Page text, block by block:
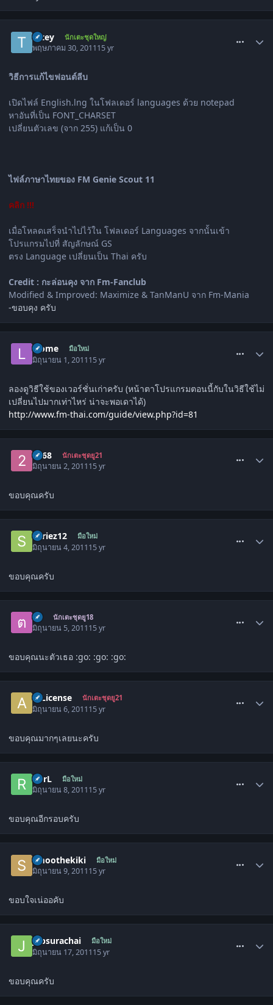
tatey นักเตะชุดใหญ่
พฤษภาคม 30, 201115 yr
วิธีการแก้ไขฟอนต์ลีบ
เปิดไฟล์ English.lng ในโฟลเดอร์ languages ด้วย notepad
หาอันที่เป็น FONT_CHARSET
เปลี่ยนตัวเลข (จาก 255) แก้เป็น 0
ไฟล์ภาษาไทยของ FM Genie Scout 11
คลิก !!!
เมื่อโหลดเสร็จนำไปไว้ใน โฟลเดอร์ Languages จากนั้นเข้า
โปรแกรมไปที่ สัญลักษณ์ GS
ตรง Language เปลี่ยนเป็น Thai ครับ
Credit : กะล่อนคุง จาก Fm-Fanclub
Modified & Improved: Maximize & TanManU จาก Fm-Mania
-ขอบคุง ครับ
l3ome มือใหม่
มิถุนายน 1, 201115 yr
ลองดูวิธีใช้ของเวอร์ชั่นเก่าครับ (หน้าตาโปรแกรมตอนนี้กับในวิธีใช้ไม่
เปลี่ยนไปมากเท่าไหร่ น่าจะพอเดาได้)
http://www.fm-thai.com/guide/view.php?id=81
2868 นักเตะชุดยู21
มิถุนายน 2, 201115 yr
ขอบคุณครับ
Seriez12 มือใหม่
มิถุนายน 4, 201115 yr
ขอบคุณครับ
ตุ้ย นักเตะชุดยู18
มิถุนายน 5, 201115 yr
ขอบคุณนะตัวเธอ :go: :go: :go:
A License นักเตะชุดยู21
มิถุนายน 6, 201115 yr
ขอบคุณมากๆเลยนะครับ
RorL มือใหม่
มิถุนายน 8, 201115 yr
ขอบคุณอีกรอบครับ
smoothekiki มือใหม่
มิถุนายน 9, 201115 yr
ขอบใจเน่ออคับ
jubsurachai มือใหม่
มิถุนายน 17, 201115 yr
ขอบคุณครับ